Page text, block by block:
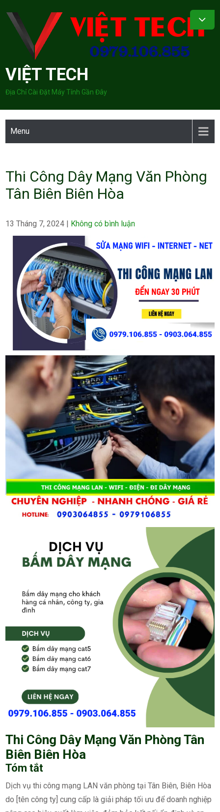
content
VIỆT TECH
Địa Chỉ Cài Đặt Máy Tính Gần Đây
Menu
Thi Công Dây Mạng Văn Phòng
Tân Biên Biên Hòa
13 Tháng 7, 2024 | Không có bình luận
Thi Công Dây Mạng Văn Phòng Tân
Biên Biên Hòa
Tóm tắt
Dịch vụ thi công mạng LAN văn phòng tại Tân Biên, Biên Hòa
do [tên công ty] cung cấp là giải pháp tối ưu để doanh nghiệp